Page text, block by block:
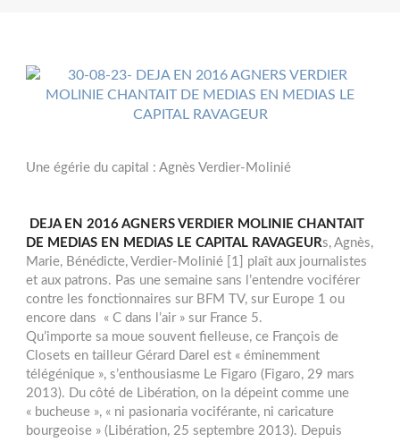
Une égérie du capital : Agnès Verdier-Molinié
DEJA EN 2016 AGNERS VERDIER MOLINIE CHANTAIT
DE MEDIAS EN MEDIAS LE CAPITAL RAVAGEURs, Agnès,
Marie, Bénédicte, Verdier-Molinié [1] plaît aux journalistes
et aux patrons. Pas une semaine sans l’entendre vociférer
contre les fonctionnaires sur BFM TV, sur Europe 1 ou
encore dans « C dans l’air » sur France 5.
Qu’importe sa moue souvent fielleuse, ce François de
Closets en tailleur Gérard Darel est « éminemment
télégénique », s’enthousiasme Le Figaro (Figaro, 29 mars
2013). Du côté de Libération, on la dépeint comme une
« bucheuse », « ni pasionaria vociférante, ni caricature
bourgeoise » (Libération, 25 septembre 2013). Depuis